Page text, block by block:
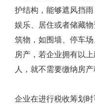
护结构，能够遮风挡雨
娱乐、居住或者储藏
筑物，如围墙、停车
房产，若企业拥有以
人，就不需要缴纳房产
企业在进行税收筹划